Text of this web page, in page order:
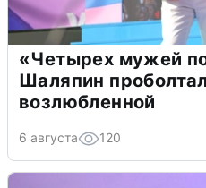
«Четырех мужей
Шаляпин
возлюбленной
6 августа 120